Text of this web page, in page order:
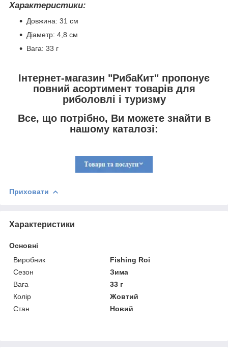
Характеристики:
Довжина: 31 см
Діаметр: 4,8 см
Вага: 33 г
Інтернет-магазин "РибаКит" пропонує
повний асортимент товарів для
риболовлі і туризму
Все, що потрібно, Ви можете знайти в
нашому каталозі:
Приховати
Характеристики
Основні
Виробник
Fishing Roi
Сезон
Зима
Вага
33 г
Колір
Жовтий
Стан
Новий